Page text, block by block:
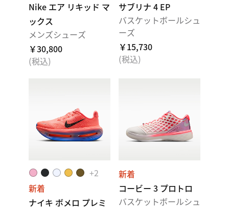
Nike エア リキッド マ
ックス
メンズシューズ
￥30,800
(税込)
サブリナ 4 EP
バスケットボールシュ
ーズ
￥15,730
(税込)
+2
新着
ナイキ ボメロ プレミ
新着
コービー 3 プロトロ
バスケットボールシュ